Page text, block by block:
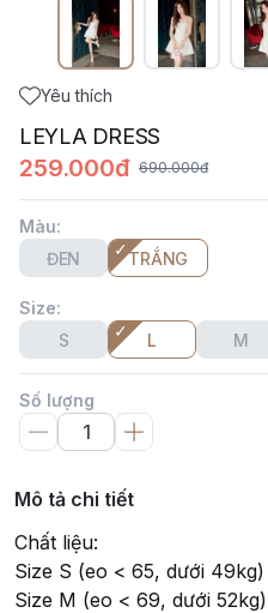
Yêu thích
LEYLA DRESS
259.000đ 690.000đ
Màu:
ĐEN
TRẮNG
Size:
S
L M
Số lượng
Mô tả chi tiết
Chất liệu:
Size S (eo < 65, dưới 49kg)
Size M (eo < 69, dưới 52kg)